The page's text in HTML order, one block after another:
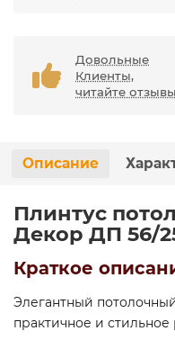
Довольные
Клиенты,
читайте отзывы
Описание
Плинтус
Декор ДП 56/
Краткое
Элегантный
практичное и